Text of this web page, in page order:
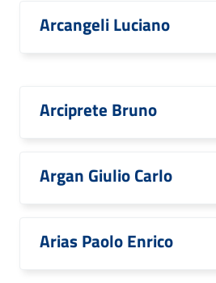
Arcangeli Luciano
Arciprete Bruno
Argan Giulio Carlo
Arias Paolo Enrico